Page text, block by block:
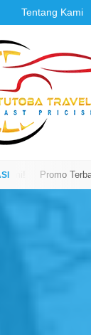
Tentang Kami
Promo Terbaru